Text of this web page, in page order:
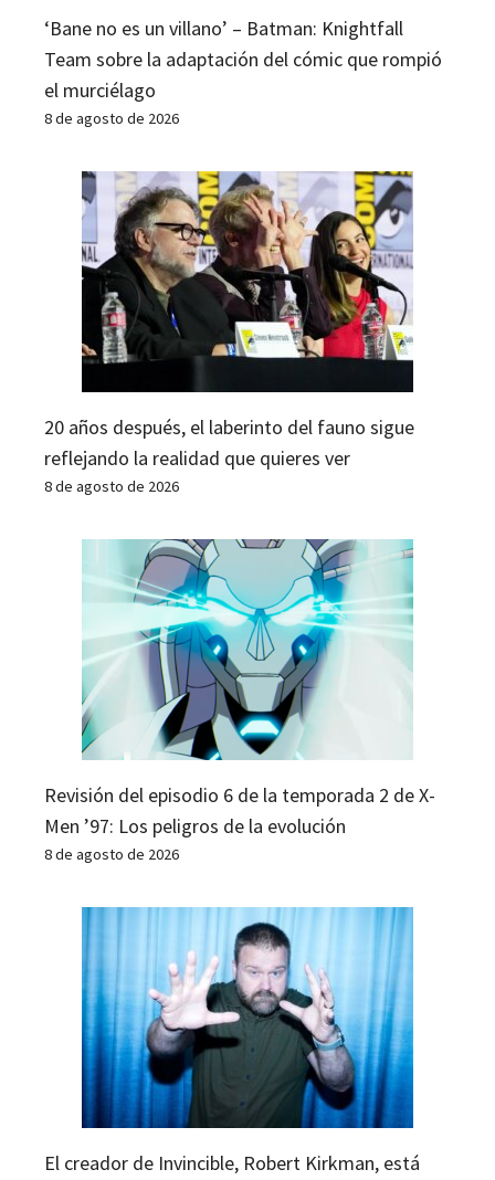
‘Bane no es un villano’ – Batman: Knightfall
Team sobre la adaptación del cómic que rompió
el murciélago
8 de agosto de 2026
20 años después, el laberinto del fauno sigue
reflejando la realidad que quieres ver
8 de agosto de 2026
Revisión del episodio 6 de la temporada 2 de X-
Men ’97: Los peligros de la evolución
8 de agosto de 2026
El creador de Invincible, Robert Kirkman, está